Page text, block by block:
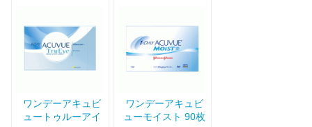
ワンデーアキュビ
ュートゥルーアイ
ワンデーアキュビ
ューモイスト 90枚